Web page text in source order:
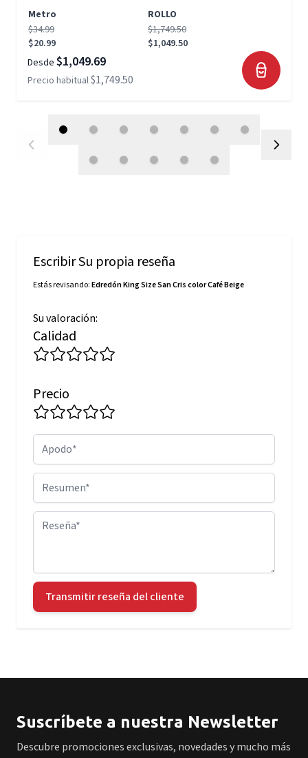
Metro
ROLLO
$34.99
$20.99
$1,749.50
$1,049.50
Desde $1,049.69
Precio habitual$1,749.50
Escribir Su propia reseña
Estás revisando:Edredón King Size San Cris color Café Beige
Su valoración:
Calidad
Precio
Apodo
Resumen
Reseña
Transmitir reseña del cliente
Suscríbete a nuestra Newsletter
Descubre promociones exclusivas, novedades y mucho más